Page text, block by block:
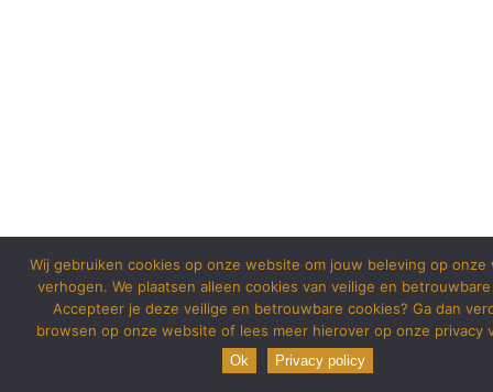
Wij gebruiken cookies op onze website om jouw beleving op
verhogen. We plaatsen alleen cookies van veilige en
Accepteer je deze veilige en betrouwbare cookies? Ga dan
browsen op onze website of lees meer hierover op onze privacy
Ok Privacy policy